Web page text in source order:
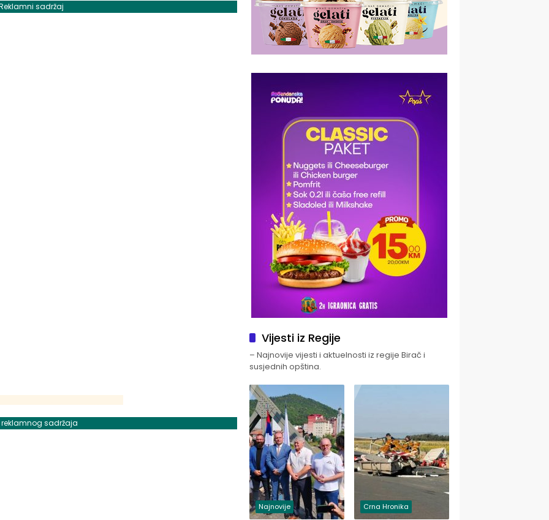
sadržaj
reklamnog sadržaja
Vijesti iz Regije
– Najnovije vijesti i aktuelnosti iz regije Birač i
susjednih opština.
Najnovije Crna Hronika